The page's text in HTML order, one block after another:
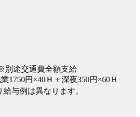
別途交通費全額支給
1750円×40Ｈ＋深夜350円×60Ｈ
与例は異なります。